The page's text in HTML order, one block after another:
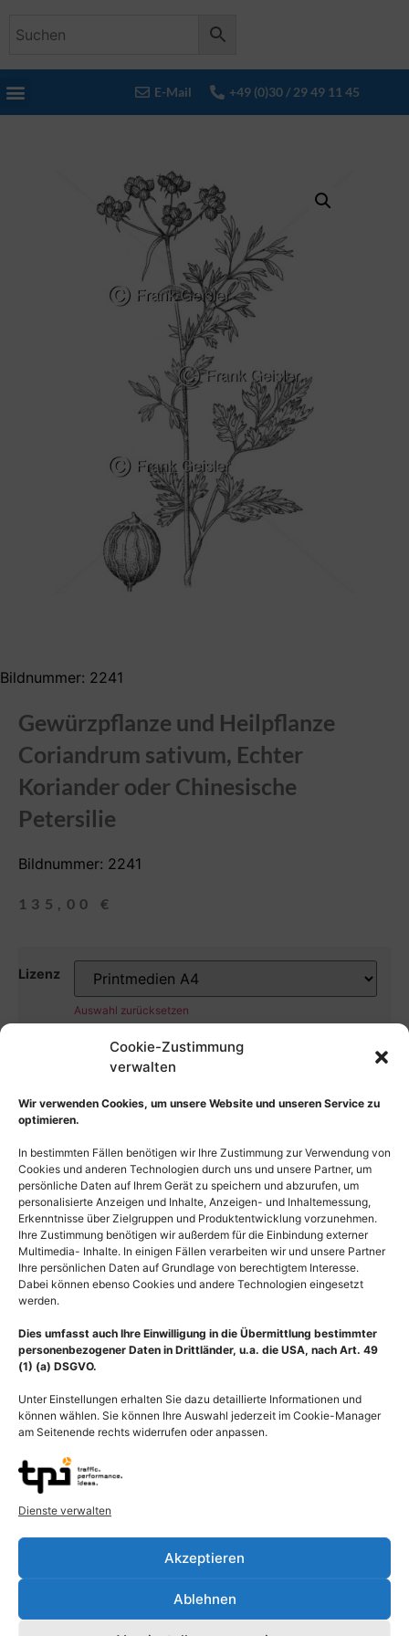
Cookie-Zustimmung
verwalten
Wir verwenden Cookies, um unsere Website und unseren Service zu
optimieren.
In bestimmten Fällen benötigen wir Ihre Zustimmung zur Verwendung von
Cookies und anderen Technologien durch uns und unsere Partner, um
persönliche Daten auf Ihrem Gerät zu speichern und abzurufen, um
personalisierte Anzeigen und Inhalte, Anzeigen- und Inhaltemessung,
Erkenntnisse über Zielgruppen und Produktentwicklung vorzunehmen.
Ihre Zustimmung benötigen wir außerdem für die Einbindung externer
Multimedia- Inhalte. In einigen Fällen verarbeiten wir und unsere Partner
Ihre persönlichen Daten auf Grundlage von berechtigtem Interesse.
Dabei können ebenso Cookies und andere Technologien eingesetzt
werden.
Dies umfasst auch Ihre Einwilligung in die Übermittlung bestimmter
personenbezogener Daten in Drittländer, u.a. die USA, nach Art. 49
(1) (a) DSGVO.
Unter Einstellungen erhalten Sie dazu detaillierte Informationen und
können wählen. Sie können Ihre Auswahl jederzeit im Cookie-Manager
am Seitenende rechts widerrufen oder anpassen.
Dienste verwalten
Akzeptieren
Ablehnen
E-Mail +49 (0)30 / 29 49 11 45
Bildnummer: 2241
Gewürzpflanze und Heilpflanze
Coriandrum sativum, Echter
Koriander oder Chinesische
Petersilie
Bildnummer: 2241
135,00 €
Lizenz
Auswahl zurücksetzen
In den Warenkorb
Beschreibung
Der Echte Koriander (Coriandrum sativum, Chinesische